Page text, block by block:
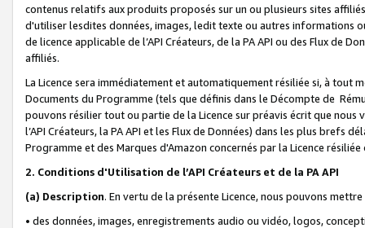
contenus relatifs aux produits proposés sur un ou plusieurs sites
d'utiliser lesdites données, images, ledit texte ou autres informations
de licence applicable de l’API Créateurs, de la PA API ou des Flux de
affiliés.
La Licence sera immédiatement et automatiquement résiliée si, à
Documents du Programme (tels que définis dans le Décompte de
pouvons résilier tout ou partie de la Licence sur préavis écrit que
l’API Créateurs, la PA API et les Flux de Données) dans les plus
Programme et des Marques d'Amazon concernés par la Licence
2. Conditions d'Utilisation de l’API Créateurs et de la PA API
(a) Description. En vertu de la présente Licence, nous pouvons
• des données, images, enregistrements audio ou vidéo, logos,